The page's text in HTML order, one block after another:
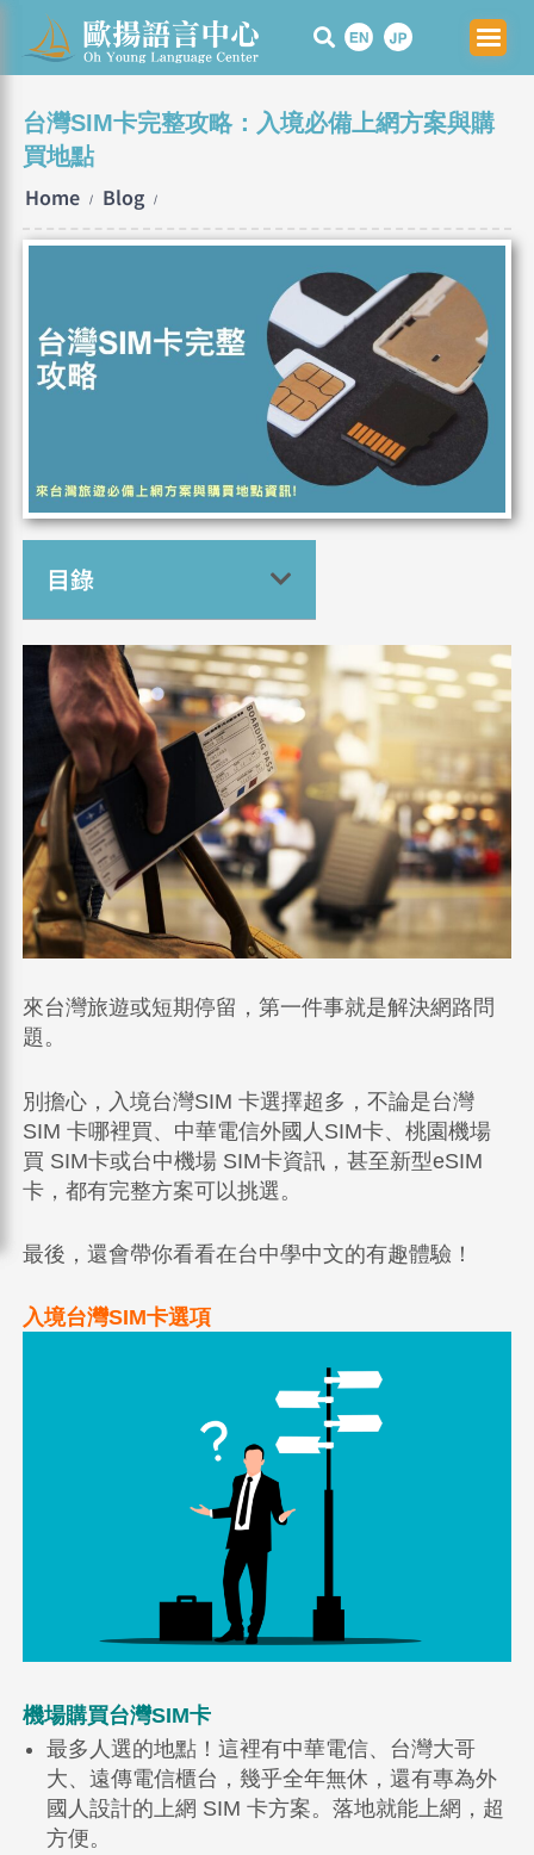
Skip
台灣SIM卡完整攻略：入境必備上網方案與購
買地點
Home / Blog /
目錄
來台灣旅遊或短期停留，第一件事就是解決網路問
題。
別擔心，入境台灣SIM 卡選擇超多，不論是台灣
SIM 卡哪裡買、中華電信外國人SIM卡、桃園機場
買 SIM卡或台中機場 SIM卡資訊，甚至新型eSIM
卡，都有完整方案可以挑選。
最後，還會帶你看看在台中學中文的有趣體驗！
入境台灣SIM卡選項
機場購買台灣SIM卡
最多人選的地點！這裡有中華電信、台灣大哥
大、遠傳電信櫃台，幾乎全年無休，還有專為外
國人設計的上網 SIM 卡方案。落地就能上網，超
方便。